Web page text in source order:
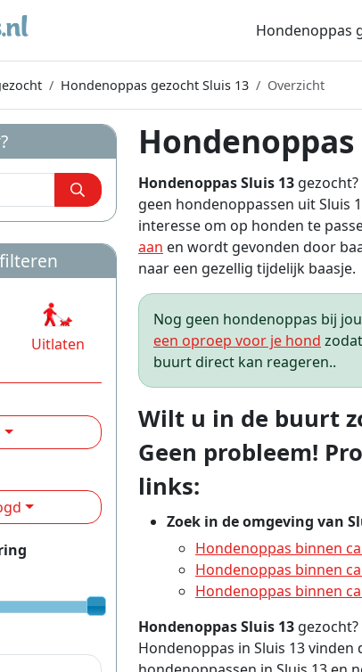
Hondenoppas
Hondenoppas gezocht Sluis 13 Overzicht
Hondenoppas
Hondenoppas Sluis 13
geen hondenoppassen uit Sluis
interesse om op honden te
aan en wordt gevonden door
naar een gezellig tijdelijk baasje.
Nog geen hondenoppas bij
een oproep voor je hond
buurt direct kan reageren..
Wilt u in de buurt
Geen probleem!
links:
Zoek in de omgeving van
Hondenoppas binnen
Hondenoppas binnen
Hondenoppas binnen
Hondenoppas Sluis 13
Hondenoppas in Sluis 13 vinden
Uitlaten